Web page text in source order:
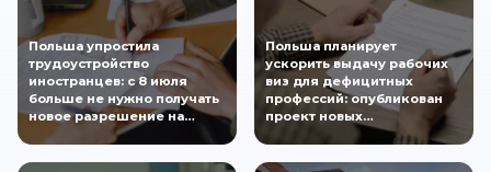
Польша упростила
трудоустройство
иностранцев: с 8 июля
больше не нужно получать
новое разрешение на…
Польша планирует
ускорить выдачу рабочих
виз для дефицитных
профессий: опубликован
проект новых…